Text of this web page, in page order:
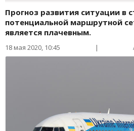
Прогноз развития ситуации в
потенциальной маршрутной
является плачевным.
18 мая 2020, 10:45 |